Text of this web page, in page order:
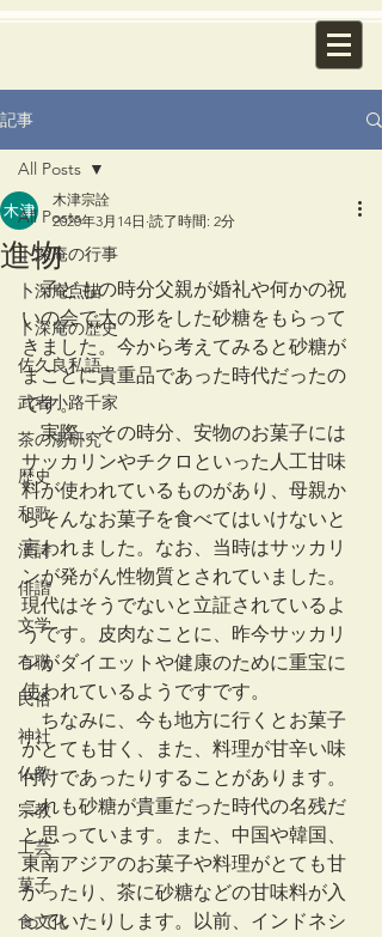
記事
All Posts
卜深庵の行事
卜深庵点描
卜深庵の歴史
佐久良私語
武者小路千家
茶の湯研究
歴史
和歌
漢詩
俳諧
文学
有職
民俗
神社
仏教
宗教
工芸
菓子
食文化
All Posts
進物
木津宗詮
2020年3月14日 読了時間: 2分
子どもの時分父親が婚礼や何かの祝
いの会で大の形をした砂糖をもらって
きました。今から考えてみると砂糖が
まことに貴重品であった時代だったの
です。
実際、その時分、安物のお菓子には
サッカリンやチクロといった人工甘味
料が使われているものがあり、母親か
らそんなお菓子を食べてはいけないと
言われました。なお、当時はサッカリ
ンが発がん性物質とされていました。
現代はそうでないと立証されているよ
うです。皮肉なことに、昨今サッカリ
ンがダイエットや健康のために重宝に
使われているようですです。
ちなみに、今も地方に行くとお菓子
がとても甘く、また、料理が甘辛い味
付けであったりすることがあります。
これも砂糖が貴重だった時代の名残だ
と思っています。また、中国や韓国、
東南アジアのお菓子や料理がとても甘
かったり、茶に砂糖などの甘味料が入
っていたりします。以前、インドネシ